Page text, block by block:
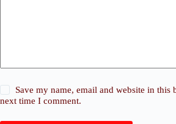
Save my name, email and website in this
next time I comment.